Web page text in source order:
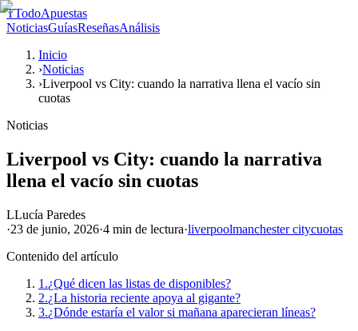
TTodoApuestas
NoticiasGuíasReseñasAnálisis
Inicio
›Noticias
›Liverpool vs City: cuando la narrativa llena el vacío sin
cuotas
Noticias
Liverpool vs City: cuando la narrativa
llena el vacío sin cuotas
LLucía Paredes
·23 de junio, 2026·4 min de lectura·liverpoolmanchester citycuotas
Contenido del artículo
1.¿Qué dicen las listas de disponibles?
2.¿La historia reciente apoya al gigante?
3.¿Dónde estaría el valor si mañana aparecieran líneas?